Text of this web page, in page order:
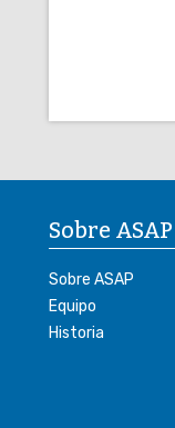
Sobre ASAP
Sobre ASAP
Equipo
Historia